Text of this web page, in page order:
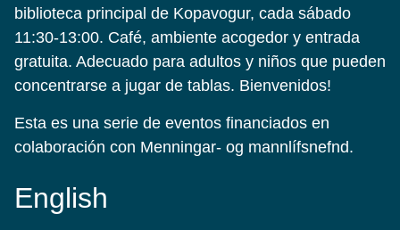
biblioteca principal de Kopavogur, cada sábado
11:30-13:00. Café, ambiente acogedor y entrada
gratuita. Adecuado para adultos y niños que pueden
concentrarse a jugar de tablas. Bienvenidos!
Esta es una serie de eventos financiados en
colaboración con Menningar- og mannlífsnefnd.
English